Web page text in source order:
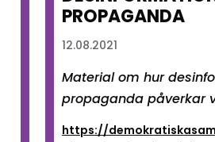
PROPAGANDA
12.08.2021
Material om hur
propaganda påverkar
https://